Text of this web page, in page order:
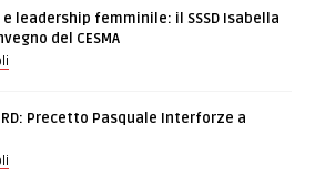
leadership femminile: il SSSD Isabella
del CESMA
Precetto Pasquale Interforze a